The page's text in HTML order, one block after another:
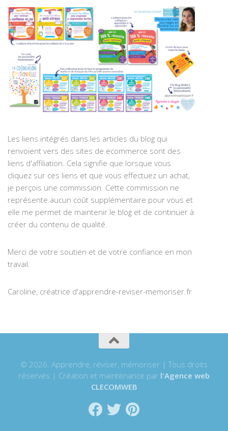
Les liens intégrés dans les articles du blog qui
renvoient vers des sites de ecommerce sont des
liens d'affiliation. Cela signifie que lorsque vous
cliquez sur ces liens et que vous effectuez un achat,
je perçois une commission. Cette commission ne
représente aucun coût supplémentaire pour vous et
elle me permet de maintenir le blog et de continuer à
créer du contenu de qualité.
Merci de votre soutien et de votre confiance en mon
travail.
Caroline, créatrice d'apprendre-reviser-memoriser.fr
© 2026. Apprendre, réviser, mémoriser | Tous droits
réservés | Création et maintenance par l'Agence web
CLECOMWEB